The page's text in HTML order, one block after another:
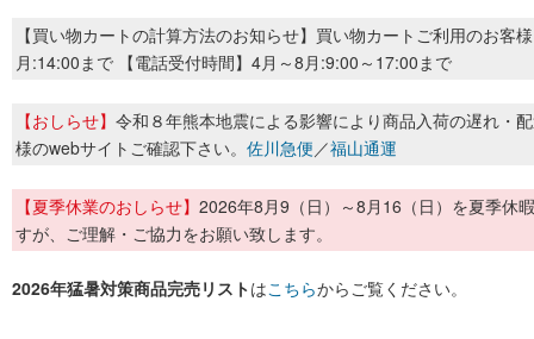
【買い物カートの計算方法のお知らせ】買い物カートご利用のお客
月:14:00まで 【電話受付時間】4月～8月:9:00～17:00まで
【おしらせ】 令和８年熊本地震による影響により商品入荷の遅れ・
様のwebサイトご確認下さい。 佐川急便／福山通運
【夏季休業のおしらせ】 2026年8月9（日）～8月16（日）を夏季休
すが、ご理解・ご協力をお願い致します。
2026年猛暑対策商品完売リストはこちらからご覧ください。